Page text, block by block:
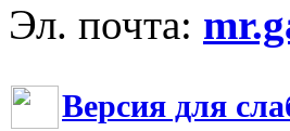
Эл. почта:
Версия для